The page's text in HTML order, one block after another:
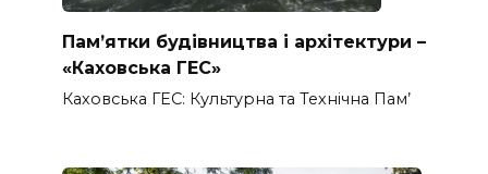
Пам’ятки будівництва і архітектури –
«Каховська ГЕС»
Каховська ГЕС: Культурна та Технічна Пам’